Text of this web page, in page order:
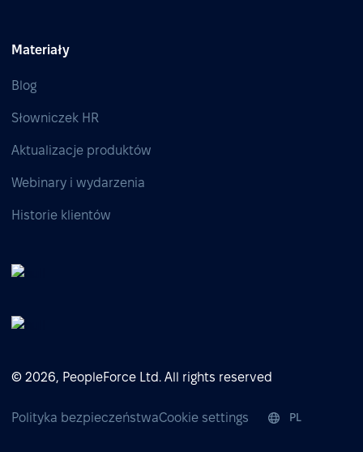
Materiały
Blog
Słowniczek HR
Aktualizacje produktów
Webinary i wydarzenia
Historie klientów
© 2026, PeopleForce Ltd. All rights reserved
Polityka bezpieczeństwaCookie settings PL